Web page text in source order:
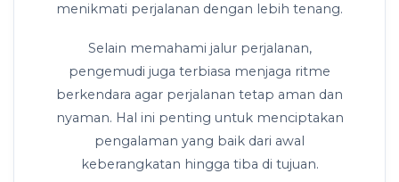
menikmati perjalanan dengan lebih tenang.
Selain memahami jalur perjalanan,
pengemudi juga terbiasa menjaga ritme
berkendara agar perjalanan tetap aman dan
nyaman. Hal ini penting untuk menciptakan
pengalaman yang baik dari awal
keberangkatan hingga tiba di tujuan.